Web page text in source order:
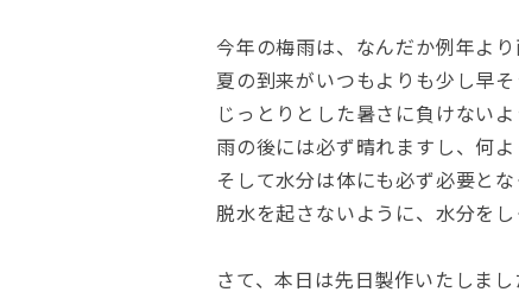
今年の梅雨は、なんだか例年より
夏の到来がいつもよりも少し早
じっとりとした暑さに負けない
雨の後には必ず晴れますし、何
そして水分は体にも必ず必要とな
脱水を起さないように、水分を
さて、本日は先日製作いたしま